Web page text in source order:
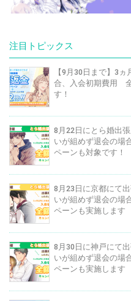
注目トピックス
【9月30日まで】3
合、入会初期費用
す！
8月22日にとら婚出
いが組めず退会の場
ペーンも対象です！
8月23日に京都にて
いが組めず退会の場
ペーンも実施します
8月30日に神戸にて
いが組めず退会の場
ペーンも実施します